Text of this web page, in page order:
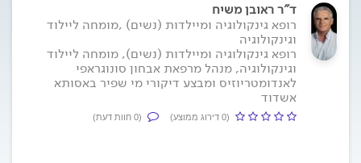
ד"ר ראובן משיח
רופא גינקולוגיה ומיילדות (נשים) ,מומחה ליילוד
וגינקולוגיה
רופא גינקולוגיה ומיילדות (נשים), מומחה ליילוד
וגינקולוגיה, מנהל מרפאת אבחון סונוגראפי
לאנדומטריוזיס ומבצע דיקורי מי שפיר באסותא
אשדוד
(0 דירוג ממוצע) (0 חוות דעת)